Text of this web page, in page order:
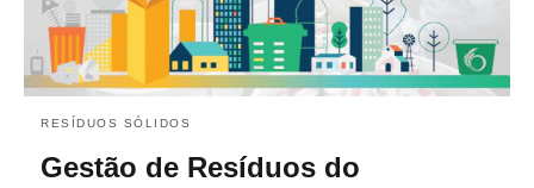
RESÍDUOS SÓLIDOS
Gestão de Resíduos do